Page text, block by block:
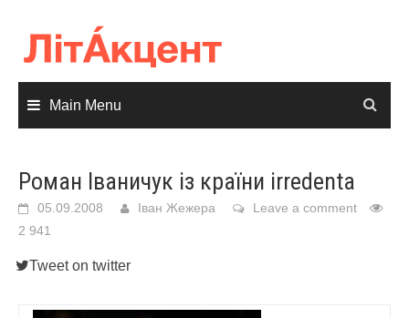
content
Main Menu
Роман Іваничук із країни irredenta
05.09.2008 Іван Жежера
Leave a comment
2 941
Tweet on twitter